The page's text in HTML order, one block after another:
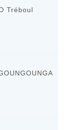
Tréboul